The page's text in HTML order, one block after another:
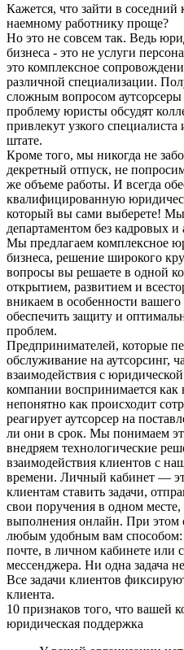
Кажется, что зайти в соседний
наемному работнику проще?
Но это не совсем так. Ведь
бизнеса - это не услуги
это комплексное
различной специализации.
сложным вопросом
проблему юристы обсудят
привлекут узкого
штате.
Кроме того, мы никогда не
декретный отпуск, не
же объеме работы. И всегда
квалифицированную
который вы сами выберете!
департаментом без кадровых и
Мы предлагаем комплексное
бизнеса, решение широкого
вопросы вы решаете в одной
открытием, развитием и
вникаем в особенности вашего
обеспечить защиту и
проблем.
Предпринимателей, которые
обслуживание на аутсорсинг,
взаимодействия с
компании воспринимается
непонятно как происходит
реагирует аутсорсер на
ли они в срок. Мы понимаем
внедряем технологические
взаимодействия клиентов с
времени. Личный кабинет —
клиентам ставить задачи,
свои поручения в одном месте,
выполнения онлайн. При этом
любым удобным вам способом:
почте, в личном кабинете
мессенджера. Ни одна задача
Все задачи клиентов
клиента.
10 признаков того, что вашей
юридическая поддержка